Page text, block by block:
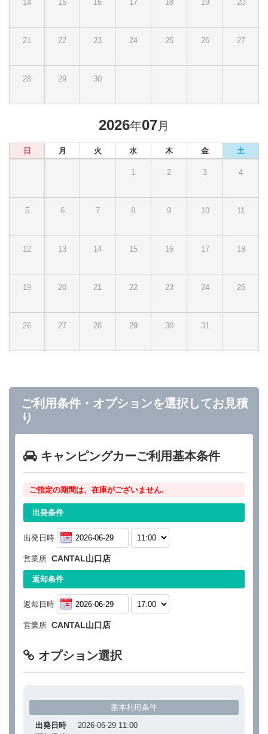
14 15 16 17 18 19 20
21 22 23 24 25 26 27
28 29 30
2026年07月
日 月 火 水 木 金 土
1 2 3 4
5 6 7 8 9 10 11
12 13 14 15 16 17 18
19 20 21 22 23 24 25
26 27 28 29 30 31
ご利用条件・オプションを選択してお見積
り
キャンピングカーご利用基本条件
ご指定の期間は、在庫がございません.
出発条件
出発日時
営業所 CANTAL山口店
返却条件
返却日時
営業所 CANTAL山口店
オプション選択
基本利用条件
出発日時
2026-06-29 11:00